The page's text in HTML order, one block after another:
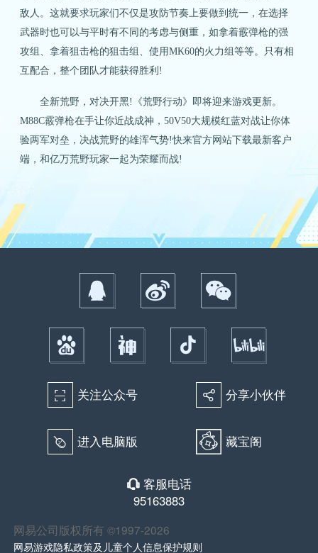
敌人。这就要求玩家们不仅是攻防节奏上要做到统一，在选择
武器时也可以与平时有不同的考虑与侧重，如拿着霰弹枪的强
攻组、拿着狙击枪的狙击组、使用MK60的火力组等等。只有相
互配合，整个团队才能获得胜利!
全新荒野，对决开黑!《荒野行动》即将迎来游戏更新。
M88C霰弹枪在手让你近战成神，50V50大规模红蓝对战让你体
验两军对垒，决战荒野的雄浑气势!快来官方网站下载最新客户
端，和亿万荒野玩家一起为荣耀而战!
򰀁 关注公众号 򰀂 分享小伙伴
򰀄 进入电脑版 藏宝阁
򰀃 客服电话
95163883
网易公司版权所有 ©1997-2026
网易游戏隐私政策及儿童个人信息保护规则